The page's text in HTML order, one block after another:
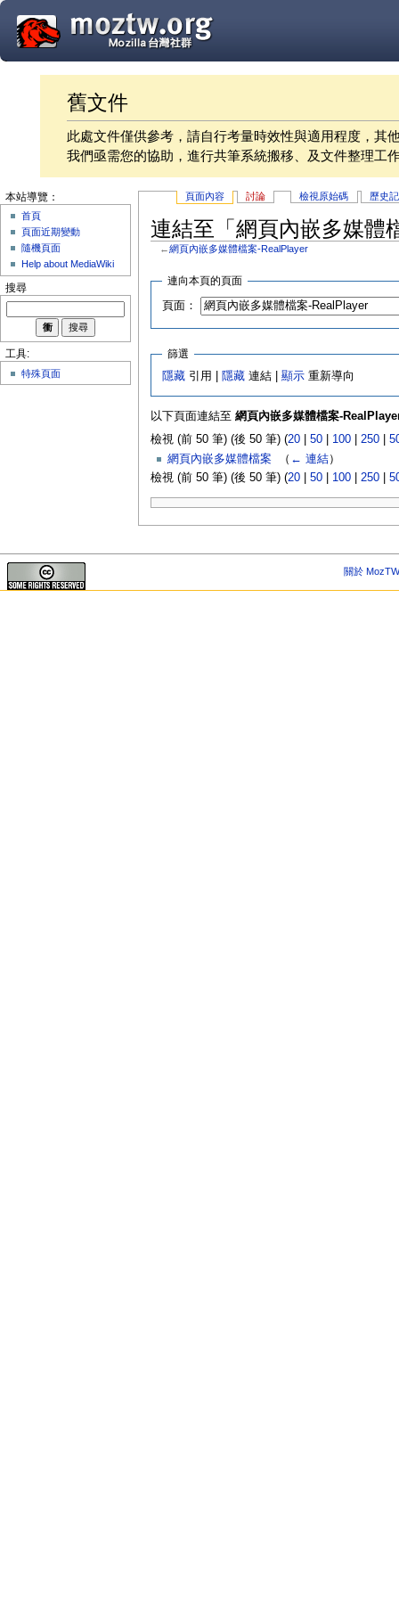
舊文件
此處文件僅供參考，請自行考量時效性與適用程度，其
我們亟需您的協助，進行共筆系統搬移、及文件整理工
頁面內容 討論 檢視原始碼 歷史
連結至「網頁內嵌多媒體
←網頁內嵌多媒體檔案-RealPlayer
連向本頁的頁面
頁面：
篩選
隱藏 引用 | 隱藏 連結 |顯示 重新導向
以下頁面連結至 網頁內嵌多媒體檔案-
檢視 (前 50 筆) (後 50 筆) (20| 50| 100| 250|
網頁內嵌多媒體檔案‎ （ ← 連結）
檢視 (前 50 筆) (後 50 筆) (20| 50| 100| 250|
本站導覽：
首頁
頁面近期變動
隨機頁面
Help about MediaWiki
搜尋
工具:
特殊頁面
關於